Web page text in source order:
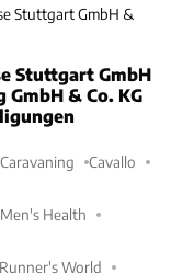
Stuttgart GmbH &
Stuttgart GmbH
& Co. KG
Caravaning Cavallo
Men's Health
World